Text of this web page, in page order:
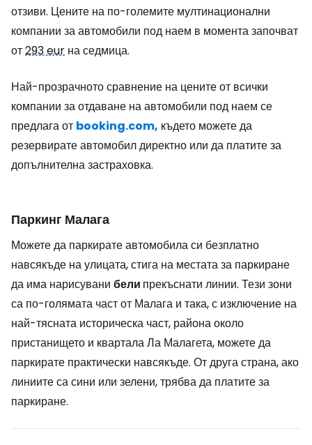
отзиви. Цените на по-големите мултинационални
компании за автомобили под наем в момента започват
от293 eur на седмица.
Най-прозрачното сравнение на цените от всички
компании за отдаване на автомобили под наем се
предлага от booking.com, където можете да
резервирате автомобил директно или да платите за
допълнителна застраховка.
Паркинг Малага
Можете да паркирате автомобила си безплатно
навсякъде на улицата, стига на местата за паркиране
да има нарисувани бели прекъснати линии. Тези зони
са по-голямата част от Малага и така, с изключение на
най-тясната историческа част, района около
пристанището и квартала Ла Малагета, можете да
паркирате практически навсякъде. От друга страна, ако
линиите са сини или зелени, трябва да платите за
паркиране.